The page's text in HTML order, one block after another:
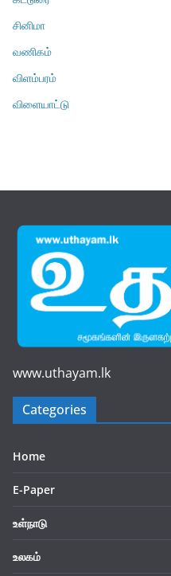
சினிமா
வணிகம்
விளம்பரம்
விளையாட்டு
www.uthayam.lk
Categories
Home
E-Paper
உள்நாடு
உலகம்